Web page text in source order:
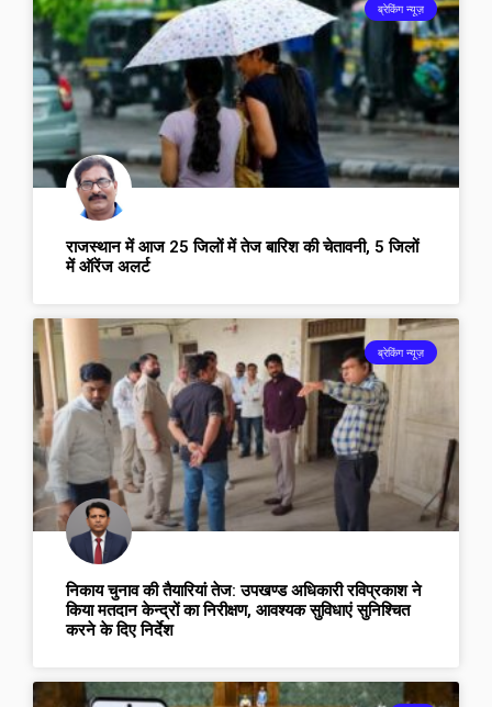
ब्रेकिंग न्यूज़
राजस्थान में आज 25 जिलों में तेज बारिश की चेतावनी, 5 जिलों
में ऑरेंज अलर्ट
ब्रेकिंग न्यूज़
निकाय चुनाव की तैयारियां तेज: उपखण्ड अधिकारी रविप्रकाश ने
किया मतदान केन्द्रों का निरीक्षण, आवश्यक सुविधाएं सुनिश्चित
करने के दिए निर्देश